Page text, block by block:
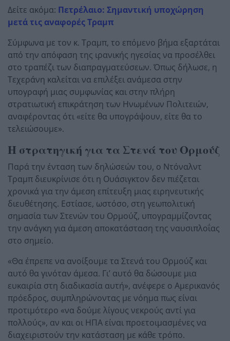
Δείτε ακόμα: Πετρέλαιο: Σημαντική υποχώρηση
μετά τις αναφορές Τραμπ
Σύμφωνα με τον κ. Τραμπ, το επόμενο βήμα εξαρτάται
από την απόφαση της ιρανικής ηγεσίας να προσέλθει
στο τραπέζι των διαπραγματεύσεων. Όπως δήλωσε, η
Τεχεράνη καλείται να επιλέξει ανάμεσα στην
υπογραφή μιας συμφωνίας και στην πλήρη
στρατιωτική επικράτηση των Ηνωμένων Πολιτειών,
αναφέροντας ότι «είτε θα υπογράψουν, είτε θα το
τελειώσουμε».
Η στρατηγική για τα Στενά του Ορμούζ
Παρά την ένταση των δηλώσεών του, ο Ντόναλντ
Τραμπ διευκρίνισε ότι η Ουάσιγκτον δεν πιέζεται
χρονικά για την άμεση επίτευξη μιας ειρηνευτικής
διευθέτησης. Εστίασε, ωστόσο, στη γεωπολιτική
σημασία των Στενών του Ορμούζ, υπογραμμίζοντας
την ανάγκη για άμεση αποκατάσταση της ναυσιπλοΐας
στο σημείο.
«Θα έπρεπε να ανοίξουμε τα Στενά του Ορμούζ και
αυτό θα γινόταν άμεσα. Γι’ αυτό θα δώσουμε μια
ευκαιρία στη διαδικασία αυτή», ανέφερε ο Αμερικανός
πρόεδρος, συμπληρώνοντας με νόημα πως είναι
προτιμότερο «να δούμε λίγους νεκρούς αντί για
πολλούς», αν και οι ΗΠΑ είναι προετοιμασμένες να
διαχειριστούν την κατάσταση με κάθε τρόπο.